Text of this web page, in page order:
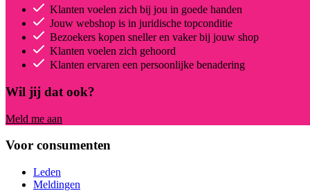
Klanten voelen zich bij jou in goede handen
Jouw webshop is in juridische topconditie
Bezoekers kopen sneller en vaker bij jouw shop
Klanten voelen zich gehoord
Klanten ervaren een persoonlijke benadering
Wil jij dat ook?
Meld me aan
Voor consumenten
Leden
Meldingen